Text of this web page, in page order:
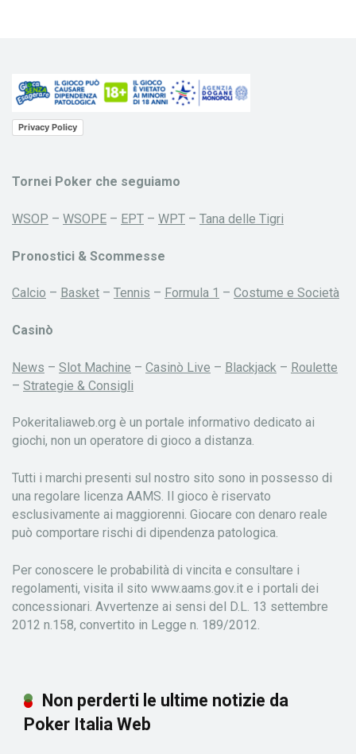
Privacy Policy
Tornei Poker che seguiamo
WSOP – WSOPE – EPT – WPT – Tana delle Tigri
Pronostici & Scommesse
Calcio – Basket – Tennis – Formula 1 – Costume e Società
Casinò
News – Slot Machine – Casinò Live – Blackjack – Roulette
– Strategie & Consigli
Pokeritaliaweb.org è un portale informativo dedicato ai
giochi, non un operatore di gioco a distanza.
Tutti i marchi presenti sul nostro sito sono in possesso di
una regolare licenza AAMS. Il gioco è riservato
esclusivamente ai maggiorenni. Giocare con denaro reale
può comportare rischi di dipendenza patologica.
Per conoscere le probabilità di vincita e consultare i
regolamenti, visita il sito www.aams.gov.it e i portali dei
concessionari. Avvertenze ai sensi del D.L. 13 settembre
2012 n.158, convertito in Legge n. 189/2012.
Non perderti le ultime notizie da
Poker Italia Web